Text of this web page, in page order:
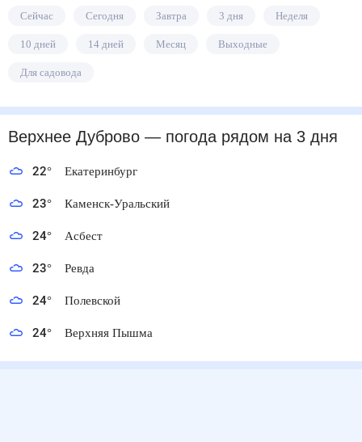
Сейчас Сегодня Завтра 3 дня Неделя
10 дней 14 дней Месяц Выходные
Для садовода
Верхнее Дуброво — погода рядом на 3 дня
22° Екатеринбург
23° Каменск-Уральский
24° Асбест
23° Ревда
24° Полевской
24° Верхняя Пышма